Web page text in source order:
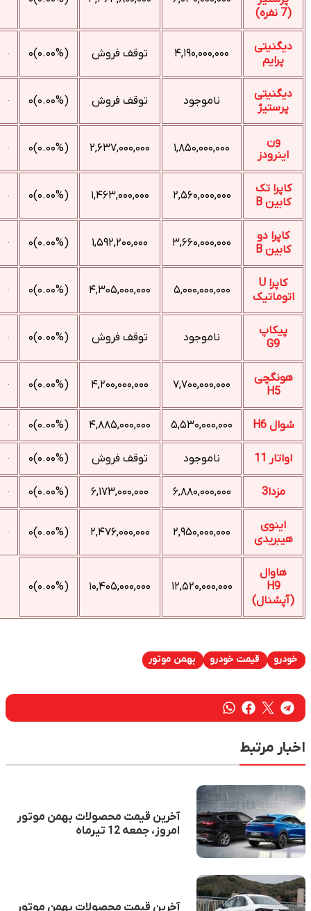
(7 نفره)
دیگنیتی
پرایم
۴,۱۹۰,۰۰۰,۰۰۰ توقف فروش (۰.۰۰%)۰
دیگنیتی
پرستیژ
ناموجود توقف فروش (۰.۰۰%)۰
ون
اینرودز
۱,۸۵۰,۰۰۰,۰۰۰ ۲,۶۳۷,۰۰۰,۰۰۰ (۰.۰۰%)۰
کاپرا تک
کابین B
۲,۵۶۰,۰۰۰,۰۰۰ ۱,۴۶۳,۰۰۰,۰۰۰ (۰.۰۰%)۰
کاپرا دو
کابین B
۳,۶۶۰,۰۰۰,۰۰۰ ۱,۵۹۲,۲۰۰,۰۰۰ (۰.۰۰%)۰
کاپرا U
اتوماتیک
۵,۰۰۰,۰۰۰,۰۰۰ ۴,۳۰۵,۰۰۰,۰۰۰ (۰.۰۰%)۰
پیکاپ
G9
ناموجود توقف فروش (۰.۰۰%)۰
هونگچی
H5
۷,۷۰۰,۰۰۰,۰۰۰ ۴,۲۰۰,۰۰۰,۰۰۰ (۰.۰۰%)۰
شوال H6 ۵,۵۳۰,۰۰۰,۰۰۰ ۴,۸۸۵,۰۰۰,۰۰۰ (۰.۰۰%)۰
اواتار 11 ناموجود توقف فروش (۰.۰۰%)۰
مزدا3 ۶,۸۸۰,۰۰۰,۰۰۰ ۶,۱۷۳,۰۰۰,۰۰۰ (۰.۰۰%)۰
اینوی
هیبریدی
۲,۹۵۰,۰۰۰,۰۰۰ ۲,۴۷۶,۰۰۰,۰۰۰ (۰.۰۰%)۰
هاوال
H9
(آپشنال)
۱۲,۵۲۰,۰۰۰,۰۰۰ ۱۰,۴۰۵,۰۰۰,۰۰۰ (۰.۰۰%)۰
خودرو قیمت خودرو بهمن موتور
اخبار مرتبط
آخرین قیمت محصولات بهمن موتور
امروز، جمعه 12 تیرماه
آخرین قیمت محصولات بهمن موتور